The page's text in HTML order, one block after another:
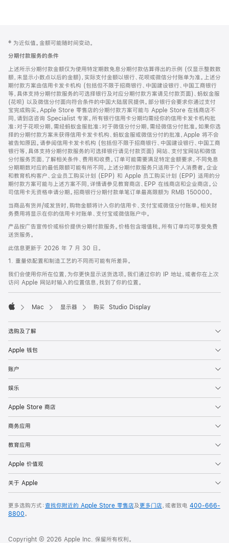
页
页
脚
注
‡ 为近似值。金额可能随时间变动。
分期付款服务的条件
上述所示分期付款金额仅为使用特定期数免息分期付款估算得出的示例 (仅显示整数数
额，未显示小数点以后的金额)，实际支付金额以银行、花呗或微信分付账单为准。上述分
期付款方案由信用卡发卡机构 (包括但不限于招商银行、中国建设银行、中国工商银行
等，具体支持分期付款服务的可选择银行及对应分期付款方案请见付款页面)、蚂蚁金服
(花呗) 以及微信分付面向符合条件的中国大陆居民提供。部分银行会要求你通过支付
宝完成购买。Apple Store 零售店的分期付款方案可能与 Apple Store 在线商店不
同，请到店咨询 Specialist 专家。所有银行信用卡分期均需经你的信用卡发卡机构批
准；对于花呗分期，需经蚂蚁金服批准；对于微信分付分期，需经微信分付批准。如果你选
择的分期付款方案未获得信用卡发卡机构、蚂蚁金服或微信分付的批准，Apple 将不会
被告知原因。请参阅信用卡发卡机构 (包括但不限于招商银行、中国建设银行、中国工商
银行等，具体支持分期付款服务的可选择银行请见付款页面) 网站、支付宝网站和微信
分付服务页面，了解相关条件、费用和收费。订单可能需要满足特定金额要求，不同免息
分期期数对应的最低限额可能有所不同。上述分期付款服务只适用于个人消费者。企业
和教育机构客户、企业员工购买计划 (EPP) 和 Apple 员工购买计划 (EPP) 适用的分
期付款方案可能与上述方案不同，详情请参见教育商店、EPP 在线商店和企业商店。公
司信用卡无资格申请分期。招商银行分期付款单笔订单最高限额为 RMB 150000。
当商品有货并/或发货时，购物金额将计入你的信用卡、支付宝或微信分付账单。相关财
务费用将显示在你的信用卡对账单、支付宝或微信账户中。
产品按广告宣传价或标价提供分期付款服务。价格包含增值税。所有订单均可享受免费
送货服务。
此信息更新于 2026 年 7 月 30 日。
1. 重量依配置和制造工艺的不同而可能有所差异。
我们会使用你所在位置，为你更快显示送货选项。我们通过你的 IP 地址，或者你在上次
访问 Apple 网站时输入的位置信息，找到了你的位置。
Mac 显示器 购买 Studio Display
选购及了解
Apple 钱包
账户
娱乐
Apple Store 商店
商务应用
教育应用
Apple 价值观
关于 Apple
更多选购方式：查找你附近的 Apple Store 零售店及更多门店，或者致电 400-666-
8800。
Copyright © 2026 Apple Inc. 保留所有权利。